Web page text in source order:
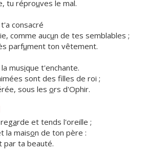
tu réprouves le mal.
t'a consacré
comme aucun de tes semblables ;
parfument ton vêtement.
musique t'enchante.
sont des flles de roi ;
sous les ors d'Ophir.
arde et tends l'oreille ;
la maison de ton père :
par ta beauté.